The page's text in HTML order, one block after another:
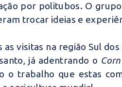
por politubos. O
trocar ideias e
as visitas na região Sul
já adentrando o
o trabalho que estas